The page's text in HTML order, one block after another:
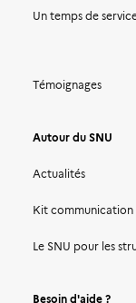
Un temps de
Témoignages
Autour du SNU
Actualités
Kit communication
Le SNU pour les
Besoin d'aide ?